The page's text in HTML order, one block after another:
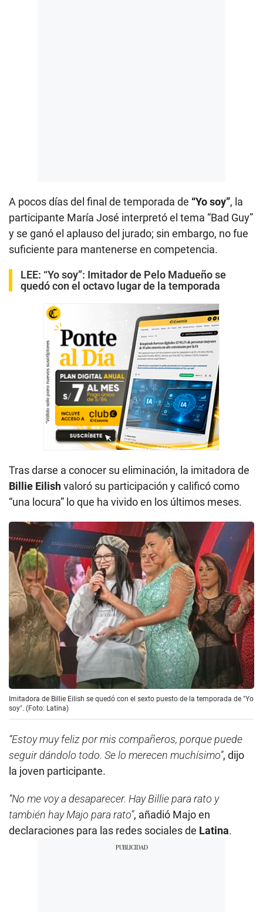
A pocos días del final de temporada de “Yo soy”, la
participante María José interpretó el tema “Bad Guy”
y se ganó el aplauso del jurado; sin embargo, no fue
suficiente para mantenerse en competencia.
LEE: “Yo soy”: Imitador de Pelo Madueño se
quedó con el octavo lugar de la temporada
Tras darse a conocer su eliminación, la imitadora de
Billie Eilishvaloró su participación y calificó como
“una locura” lo que ha vivido en los últimos meses.
Imitadora de Billie Eilish se quedó con el sexto puesto de la temporada de "Yo
soy". (Foto: Latina)
“Estoy muy feliz por mis compañeros, porque puede
seguir dándolo todo. Se lo merecen muchísimo”, dijo
la joven participante.
“No me voy a desaparecer. Hay Billie para rato y
también hay Majo para rato”, añadió Majo en
declaraciones para las redes sociales de Latina.